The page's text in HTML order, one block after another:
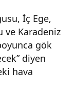
İç Ege,
ve Karadeniz
gök
diyen
hava